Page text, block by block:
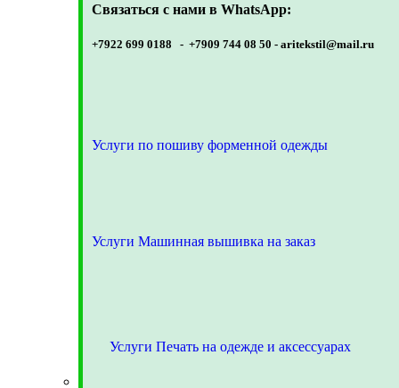
Связаться с нами в WhatsApp:
+7922 699 0188 - +7909 744 08 50 - aritekstil@mail.ru
Услуги по пошиву форменной одежды
Услуги Машинная вышивка на заказ
Услуги Печать на одежде и аксессуарах